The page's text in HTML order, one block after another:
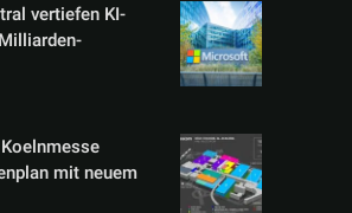
vertiefen KI-
mit neuem